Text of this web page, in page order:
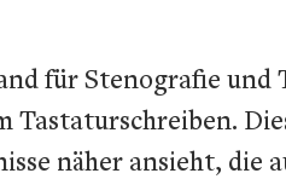
für Stenografie
Tastaturschreiben.
näher ansieht,